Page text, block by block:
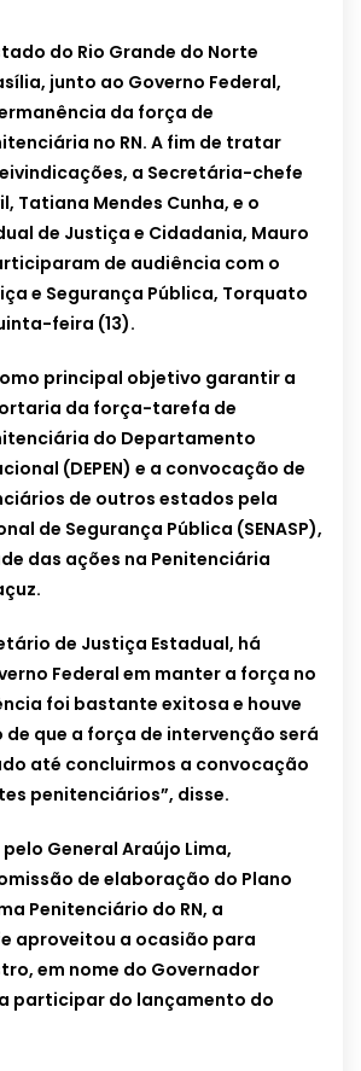
do Rio Grande do Norte
junto ao Governo Federal,
da força de
no RN. A fim de tratar
a Secretária-chefe
Tatiana Mendes Cunha, e o
de Justiça e Cidadania, Mauro
de audiência com o
e Segurança Pública, Torquato
feira (13).
principal objetivo garantir a
da força-tarefa de
do Departamento
(DEPEN) e a convocação de
de outros estados pela
de Segurança Pública (SENASP),
das ações na Penitenciária
de Justiça Estadual, há
Federal em manter a força no
foi bastante exitosa e houve
que a força de intervenção será
até concluirmos a convocação
penitenciários”, disse.
General Araújo Lima,
de elaboração do Plano
Penitenciário do RN, a
aproveitou a ocasião para
em nome do Governador
participar do lançamento do